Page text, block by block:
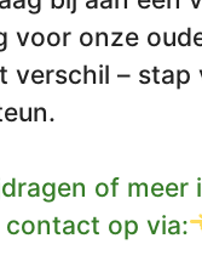
voor onze
verschil – stap
of meer
contact op via: